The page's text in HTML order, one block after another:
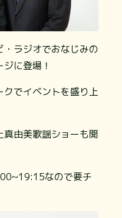
・ラジオでおなじみの
に登場！
でイベントを盛り上
由美歌謡ショーも開
なので要チ